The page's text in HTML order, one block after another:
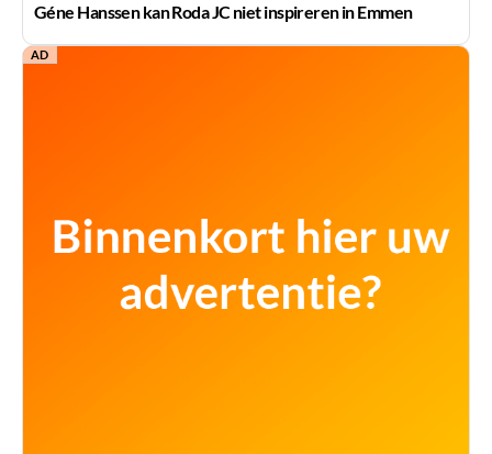
Géne Hanssen kan Roda JC niet inspireren in Emmen
AD